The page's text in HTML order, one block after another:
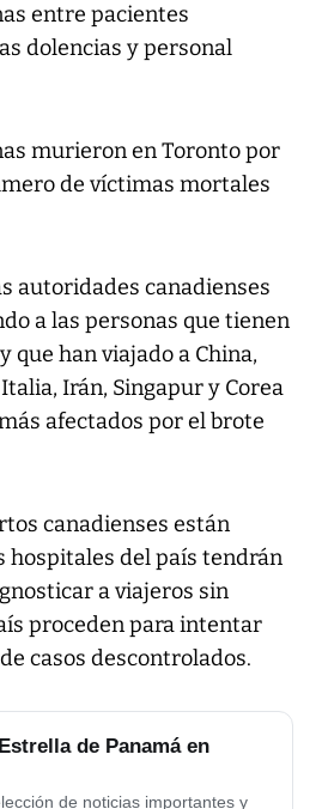
entre pacientes
dolencias y personal
murieron en Toronto por
de víctimas mortales
autoridades canadienses
a las personas que tienen
que han viajado a China,
Irán, Singapur y Corea
afectados por el brote
canadienses están
hospitales del país tendrán
a viajeros sin
proceden para intentar
casos descontrolados.
de Panamá en
de noticias importantes y